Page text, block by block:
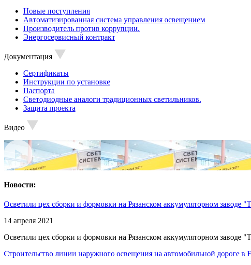
Новые поступления
Автоматизированная система управления освещением
Производитель против коррупции.
Энергосервисный контракт
Документация
Сертификаты
Инструкции по установке
Паспорта
Светодиодные аналоги традиционных светильников.
Защита проекта
Видео
Новости:
Осветили цех сборки и формовки на Рязанском аккумуляторном заводе
14 апреля 2021
Осветили цех сборки и формовки на Рязанском аккумуляторном заводе
Строительство линии наружного освещения на автомобильной дороге в